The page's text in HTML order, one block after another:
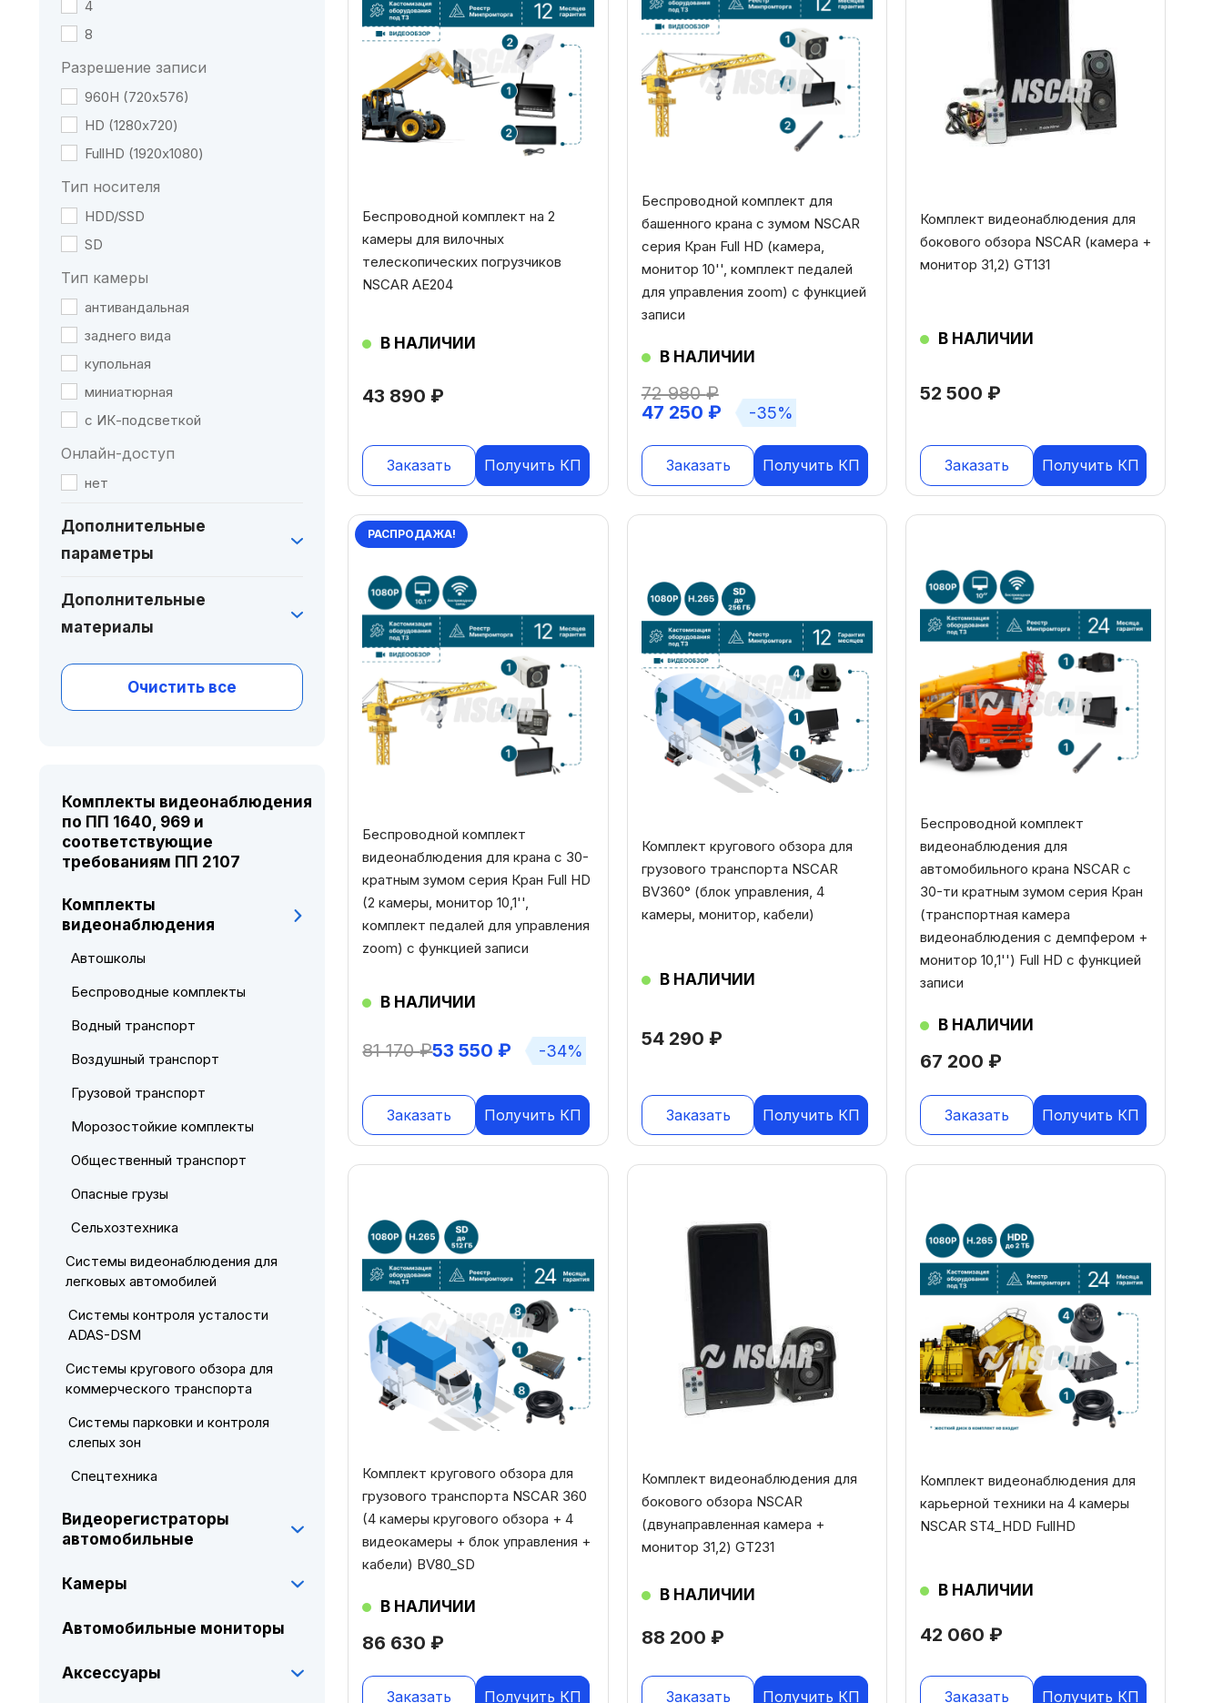
43 890 ₽
Беспроводной комплект на 2
камеры для вилочных
телескопических погрузчиков
NSCAR AE204
В НАЛИЧИИ
Заказать Получить КП
72 980₽
47 250 ₽ -35%
Беспроводной комплект для
башенного крана с зумом NSCAR
серия Кран Full HD (камера,
монитор 10'', комплект педалей
для управления zoom) с функцией
записи
В НАЛИЧИИ
Заказать Получить КП
52 500 ₽
Комплект видеонаблюдения для
бокового обзора NSCAR (камера +
монитор 31,2) GT131
В НАЛИЧИИ
Заказать Получить КП
РАСПРОДАЖА!
81 170₽53 550 ₽ -34%
Беспроводной комплект
видеонаблюдения для крана с 30-
кратным зумом серия Кран Full HD
(2 камеры, монитор 10,1'',
комплект педалей для управления
zoom) с функцией записи
В НАЛИЧИИ
Заказать Получить КП
54 290 ₽
Комплект кругового обзора для
грузового транспорта NSCAR
BV360° (блок управления, 4
камеры, монитор, кабели)
В НАЛИЧИИ
Заказать Получить КП
67 200 ₽
Беспроводной комплект
видеонаблюдения для
автомобильного крана NSCAR с
30-ти кратным зумом серия Кран
(транспортная камера
видеонаблюдения с демпфером +
монитор 10,1'') Full HD с функцией
записи
В НАЛИЧИИ
Заказать Получить КП
86 630 ₽
Комплект кругового обзора для
грузового транспорта NSCAR 360
(4 камеры кругового обзора + 4
видеокамеры + блок управления +
кабели) BV80_SD
В НАЛИЧИИ
Заказать Получить КП
88 200 ₽
Комплект видеонаблюдения для
бокового обзора NSCAR
(двунаправленная камера +
монитор 31,2) GT231
В НАЛИЧИИ
Заказать Получить КП
42 060 ₽
Комплект видеонаблюдения для
карьерной техники на 4 камеры
NSCAR ST4_HDD FullHD
В НАЛИЧИИ
Заказать Получить КП
4
8
Разрешение записи
960Н (720х576)
HD (1280х720)
FullHD (1920х1080)
Тип носителя
HDD/SSD
SD
Тип камеры
антивандальная
заднего вида
купольная
миниатюрная
с ИК-подсветкой
Онлайн-доступ
нет
Дополнительные
параметры
Дополнительные
материалы
Очистить все
Комплекты видеонаблюдения
по ПП 1640, 969 и
соответствующие
требованиям ПП 2107
Комплекты
видеонаблюдения
Автошколы
Беспроводные комплекты
Водный транспорт
Воздушный транспорт
Грузовой транспорт
Морозостойкие комплекты
Общественный транспорт
Опасные грузы
Сельхозтехника
Системы видеонаблюдения для
легковых автомобилей
Системы контроля усталости
ADAS-DSM
Системы кругового обзора для
коммерческого транспорта
Системы парковки и контроля
слепых зон
Спецтехника
Видеорегистраторы
автомобильные
Камеры
Автомобильные мониторы
Аксессуары